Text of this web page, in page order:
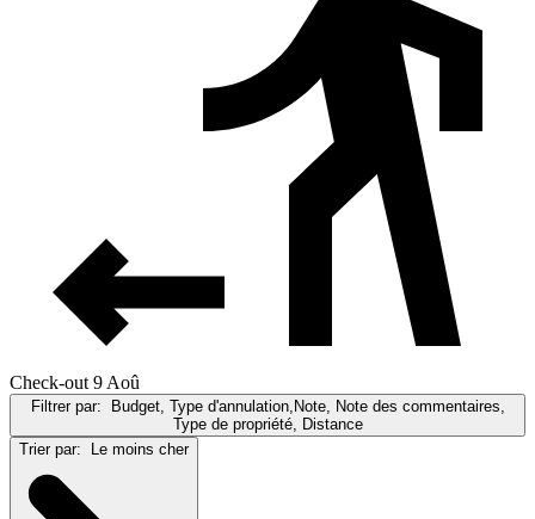
Check-out 9 Aoû
Filtrer par:
Budget, Type d'annulation,Note, Note des commentaires,
Type de propriété, Distance
Trier par:
Le moins cher